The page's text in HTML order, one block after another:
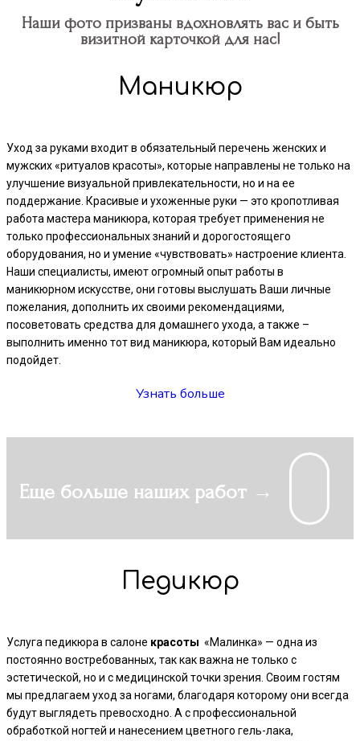
Наши фото призваны вдохновлять вас и быть
визитной карточкой для нас!
Маникюр
Уход за руками входит в обязательный перечень женских и
мужских «ритуалов красоты», которые направлены не только на
улучшение визуальной привлекательности, но и на ее
поддержание. Красивые и ухоженные руки — это кропотливая
работа мастера маникюра, которая требует применения не
только профессиональных знаний и дорогостоящего
оборудования, но и умение «чувствовать» настроение клиента.
Наши специалисты, имеют огромный опыт работы в
маникюрном искусстве, они готовы выслушать Ваши личные
пожелания, дополнить их своими рекомендациями,
посоветовать средства для домашнего ухода, а также –
выполнить именно тот вид маникюра, который Вам идеально
подойдет.
Узнать больше
Еще больше наших работ →
Педикюр
Услуга педикюра в салоне красоты «Малинка» — одна из
постоянно востребованных, так как важна не только с
эстетической, но и с медицинской точки зрения. Своим гостям
мы предлагаем уход за ногами, благодаря которому они всегда
будут выглядеть превосходно. А с профессиональной
обработкой ногтей и нанесением цветного гель-лака,